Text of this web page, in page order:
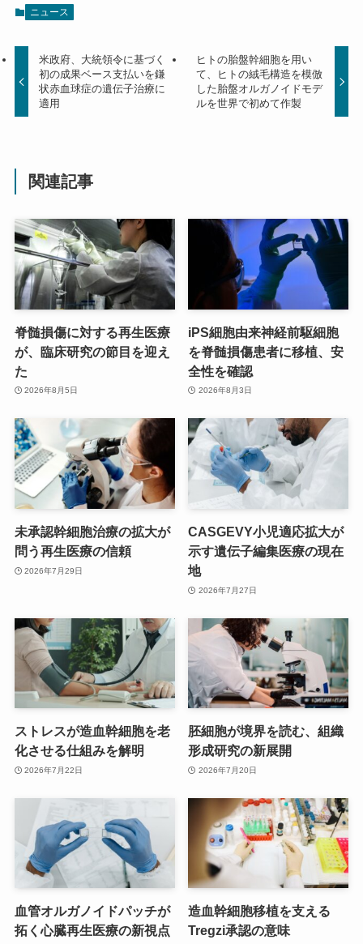
ニュース
米政府、大統領令に基づく
初の成果ベース支払いを鎌
状赤血球症の遺伝子治療に
適用
ヒトの胎盤幹細胞を用い
て、ヒトの絨毛構造を模倣
した胎盤オルガノイドモデ
ルを世界で初めて作製
関連記事
脊髄損傷に対する再生医療
が、臨床研究の節目を迎え
た
2026年8月5日
iPS細胞由来神経前駆細胞
を脊髄損傷患者に移植、安
全性を確認
2026年8月3日
未承認幹細胞治療の拡大が
問う再生医療の信頼
2026年7月29日
CASGEVY小児適応拡大が
示す遺伝子編集医療の現在
地
2026年7月27日
ストレスが造血幹細胞を老
化させる仕組みを解明
2026年7月22日
胚細胞が境界を読む、組織
形成研究の新展開
2026年7月20日
血管オルガノイドパッチが
拓く心臓再生医療の新視点
造血幹細胞移植を支える
Tregzi承認の意味